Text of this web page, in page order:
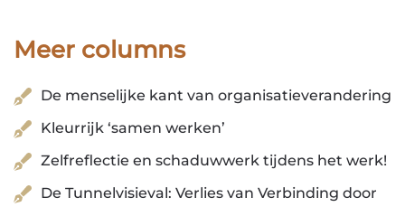
Meer columns
De menselijke kant van organisatieverandering
Kleurrijk ‘samen werken’
Zelfreflectie en schaduwwerk tijdens het werk!
De Tunnelvisieval: Verlies van Verbinding door